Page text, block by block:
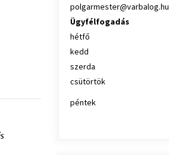
polgarmester@varbalog.hu
Ügyfélfogadás
hétfő
kedd
szerda
csütörtök
péntek